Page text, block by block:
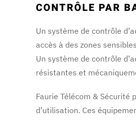
CONTRÔLE PAR
Un système de contrôle
accès à des zones
Un système de contrôle
résistantes et
Faurie Télécom &
d’utilisation. Ces